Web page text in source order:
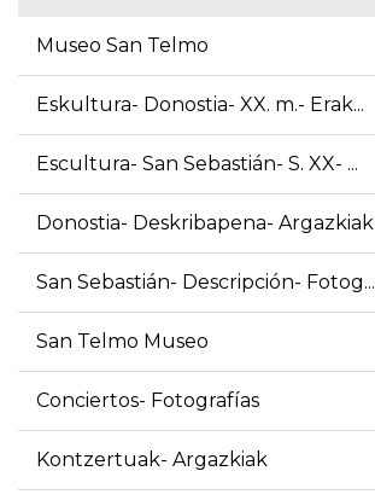
Museo San Telmo
Eskultura- Donostia- XX. m.- Erak...
Escultura- San Sebastián- S. XX- ...
Donostia- Deskribapena- Argazkiak
San Sebastián- Descripción- Fotog...
San Telmo Museo
Conciertos- Fotografías
Kontzertuak- Argazkiak